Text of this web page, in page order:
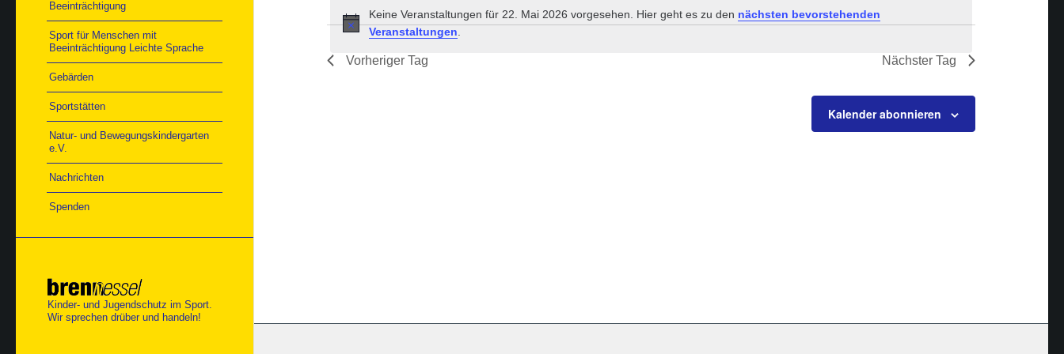
Beeinträchtigung
Sport für Menschen mit
Beeinträchtigung Leichte Sprache
Gebärden
Sportstätten
Natur- und Bewegungskindergarten
e.V.
Nachrichten
Spenden
Kinder- und Jugendschutz im Sport.
Wir sprechen drüber und handeln!
Keine Veranstaltungen für 22. Mai 2026 vorgesehen. Hier geht es zu den nächsten bevorstehenden
Veranstaltungen
Vorheriger Tag Nächster Tag
Kalender abonnieren